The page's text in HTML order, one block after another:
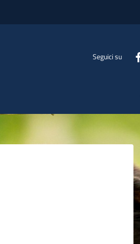
Seguici su